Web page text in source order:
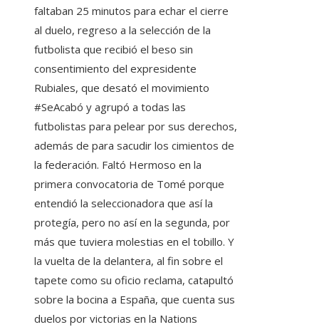
faltaban 25 minutos para echar el cierre
al duelo, regreso a la selección de la
futbolista que recibió el beso sin
consentimiento del expresidente
Rubiales, que desató el movimiento
#SeAcabó y agrupó a todas las
futbolistas para pelear por sus derechos,
además de para sacudir los cimientos de
la federación. Faltó Hermoso en la
primera convocatoria de Tomé porque
entendió la seleccionadora que así la
protegía, pero no así en la segunda, por
más que tuviera molestias en el tobillo. Y
la vuelta de la delantera, al fin sobre el
tapete como su oficio reclama, catapultó
sobre la bocina a España, que cuenta sus
duelos por victorias en la Nations